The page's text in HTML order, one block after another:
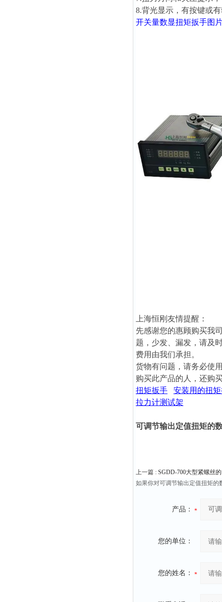
8.背光显示，有按键或
开关量数显扭矩扳手图
上海恒刚友情提醒：
先感谢您的惠顾购买我
题，少发、漏发，请及
费用由我们承担。
货物有问题，请务必使
购买此产品的人，还购
扭矩扳手
安装用的扭
拉力计测试架
可调节输出定值扭矩的
上一篇 : SGDD-700大型紧螺丝
如果你对可调节输出定值扭矩的
产品：
您的单位：
您的姓名：